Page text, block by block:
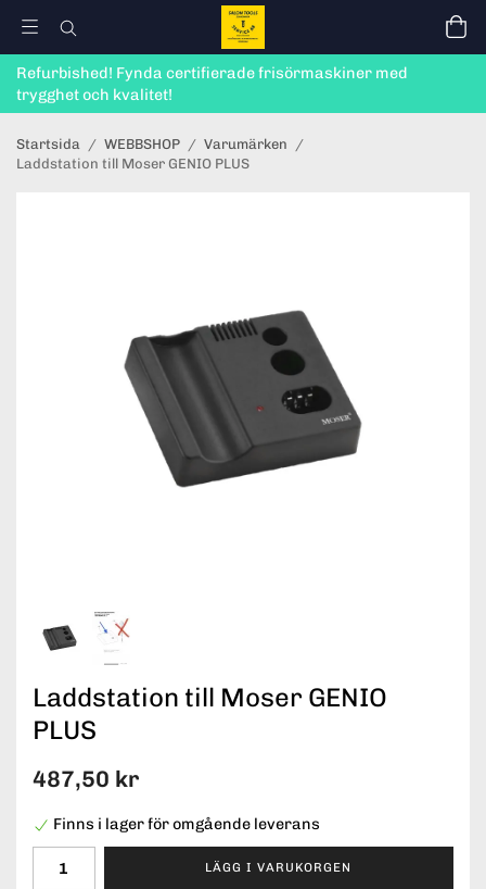
Refurbished! Fynda certifierade frisörmaskiner med
trygghet och kvalitet!
Startsida / WEBBSHOP / Varumärken /
Laddstation till Moser GENIO PLUS
Laddstation till Moser GENIO
PLUS
487,50 kr
Finns i lager för omgående leverans
LÄGG I VARUKORGEN